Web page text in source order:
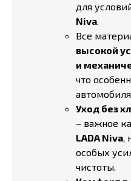
для
Niva.
Все
высокой
и
что
Уход без
– важное
LADA Niva,
особых
чистоты.